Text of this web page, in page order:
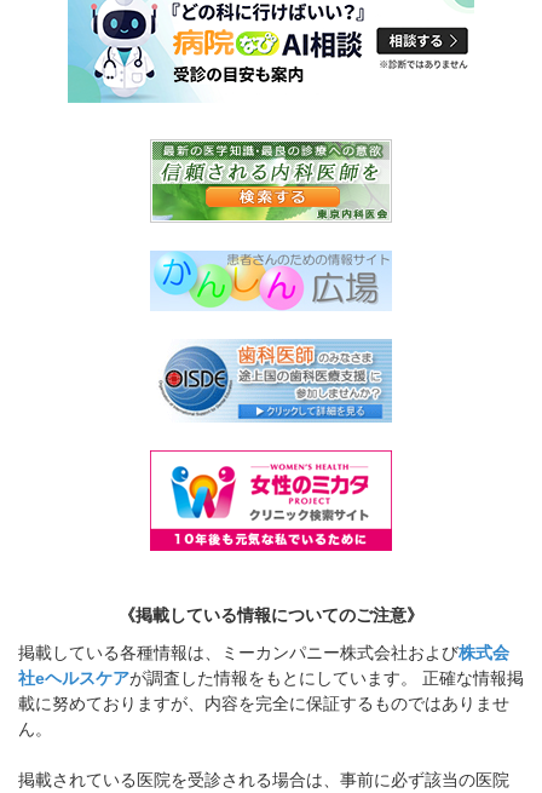
《掲載している情報についてのご注意》
掲載している各種情報は、ミーカンパニー株式会社および株式会
社eヘルスケアが調査した情報をもとにしています。 正確な情報掲
載に努めておりますが、内容を完全に保証するものではありませ
ん。
掲載されている医院を受診される場合は、事前に必ず該当の医院